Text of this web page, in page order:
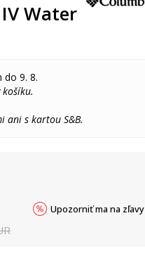
Water
do 9. 8.
ani s kartou S&B.
Upozorniť ma na zľavy